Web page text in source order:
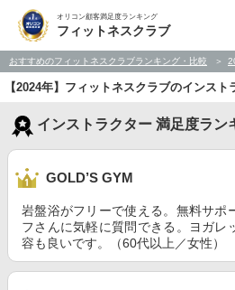
オリコン顧客満足度ランキング
フィットネスクラブ
おすすめのフィットネスクラブランキング・比較
【2024年】フィットネスクラブのインス
インストラクター 満足度ラン
GOLD’S GYM
岩盤浴がフリーで使える。無料サポ
フさんに気軽に質問できる。ヨガレ
容も良いです。（60代以上／女性）